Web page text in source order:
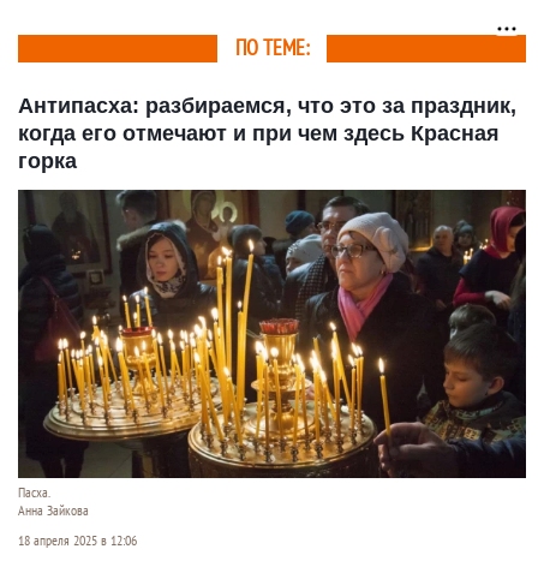
ПО ТЕМЕ:
Антипасха: разбираемся, что это за праздник,
когда его отмечают и при чем здесь Красная
горка
Пасха.
Анна Зайкова
18 апреля 2025 в 12:06